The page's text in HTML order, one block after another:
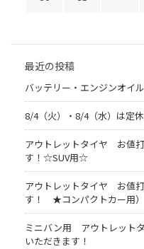
最近の投稿
バッテリー・エンジンオイ
8/4（火）・8/4（水）は定休
アウトレットタイヤ お値
す！☆SUV用☆
アウトレットタイヤ お値
す！ ★コンパクトカー用）
ミニバン用 アウトレット
いただきます！